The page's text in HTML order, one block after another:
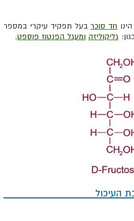
חד סוכרבעל תפקיד עיקרי במספר
גליקוליזה ומעגל הפנטוז פוספט.
במערכת העיכול